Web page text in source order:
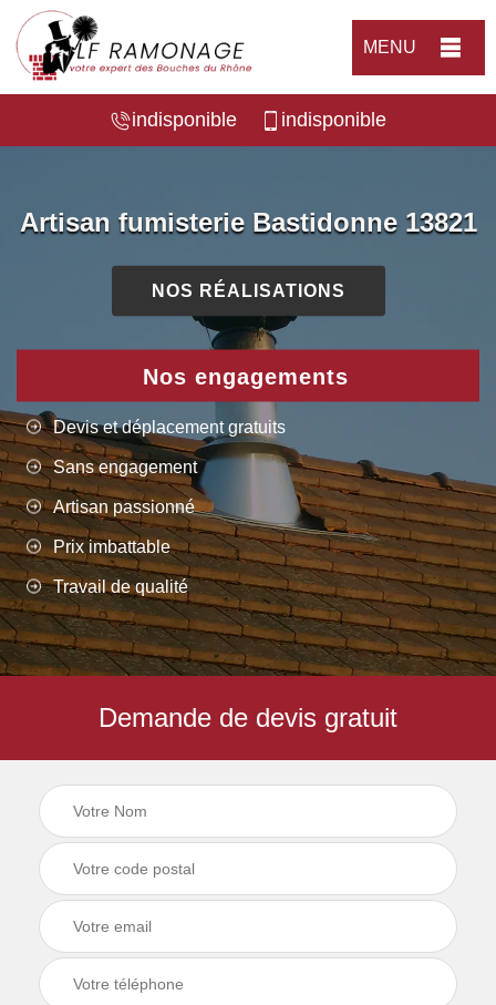
MENU
indisponible indisponible
Artisan fumisterie Bastidonne 13821
NOS RÉALISATIONS
Nos engagements
Devis et déplacement gratuits
Sans engagement
Artisan passionné
Prix imbattable
Travail de qualité
Demande de devis gratuit